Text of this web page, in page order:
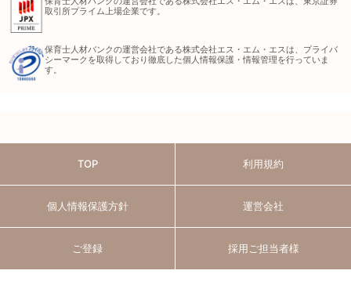
取引所プライム上場企業です。
保育士人材バンクの運営会社である株式会社エス・エム・エスは、プライバ
シーマークを取得しており徹底した個人情報保護・情報管理を行っていま
す。
TOP 利用規約
個人情報保護方針 運営会社
ご登録 採用ご担当者様